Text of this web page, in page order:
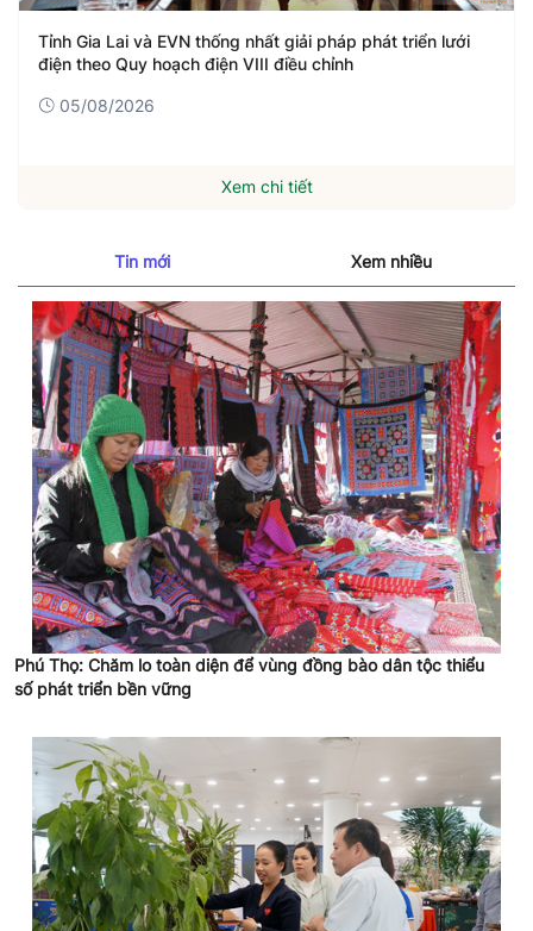
Tỉnh Gia Lai và EVN thống nhất giải pháp phát triển lưới
điện theo Quy hoạch điện VIII điều chỉnh
05/08/2026
Xem chi tiết
Tin mới Xem nhiều
Phú Thọ: Chăm lo toàn diện để vùng đồng bào dân tộc thiểu
số phát triển bền vững